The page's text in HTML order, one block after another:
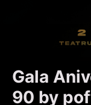
Gala
90 by